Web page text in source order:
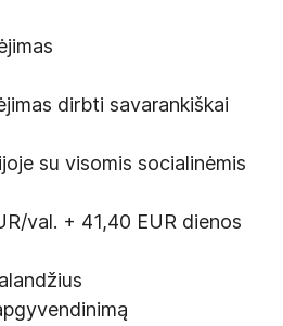
dirbti savarankiškai
su visomis socialinėmis
val. + 41,40 EUR dienos